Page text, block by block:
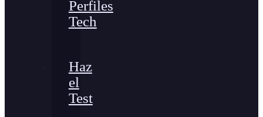
Perfiles
Tech
Haz
el
Test